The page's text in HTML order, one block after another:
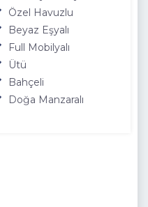
Özel Havuzlu
Beyaz Eşyalı
Full Mobilyalı
Ütü
Bahçeli
Doğa Manzaralı